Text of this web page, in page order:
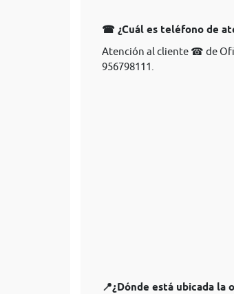
☎ ¿Cuál es teléfono de
Atención al cliente ☎ de
956798111.
📍¿Dónde está ubicada la